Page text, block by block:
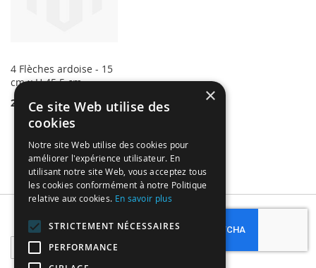
4 Flèches ardoise - 15
cm x H 45.5 cm
2,97 €
Sign
Up
Subscribe
×
Ce site Web utilise des
cookies
Notre site Web utilise des cookies pour
améliorer l'expérience utilisateur. En
utilisant notre site Web, vous acceptez tous
les cookies conformément à notre Politique
relative aux cookies. En savoir plus
STRICTEMENT NÉCESSAIRES
PERFORMANCE